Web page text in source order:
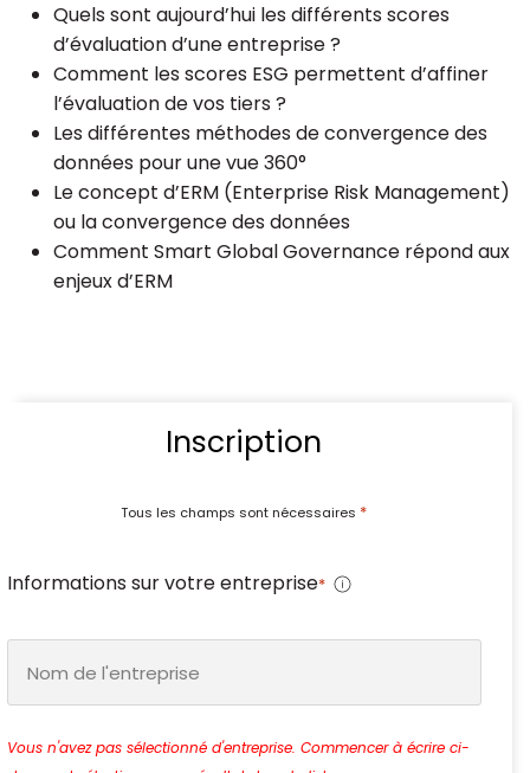
Quels sont aujourd’hui les différents scores
d’évaluation d’une entreprise ?
Comment les scores ESG permettent d’affiner
l’évaluation de vos tiers ?
Les différentes méthodes de convergence des
données pour une vue 360°
Le concept d’ERM (Enterprise Risk Management)
ou la convergence des données
Comment Smart Global Governance répond aux
enjeux d’ERM
Inscription
Tous les champs sont nécessaires *
Informations sur votre entreprise*
Vous n'avez pas sélectionné d'entreprise. Commencer à écrire ci-